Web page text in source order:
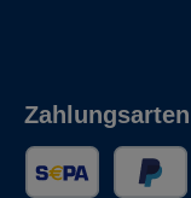
Zahlungsarten